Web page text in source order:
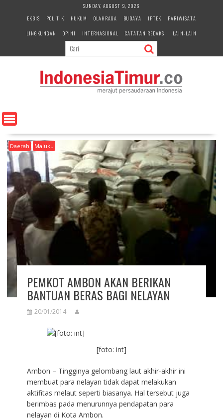
e
n
SUNDAY, AUGUST 9, 2026
EKBIS
POLITIK HUKUM OLAHRAGA BUDAYA IPTEK
PARIWISATA
LINGKUNGAN
OPINI INTERNASIONAL CATATAN REDAKSI LAIN-LAIN
Daerah Maluku
PEMKOT AMBON AKAN BERIKAN
BANTUAN BERAS BAGI NELAYAN
20/01/2014
[foto: int]
Ambon – Tingginya gelombang laut akhir-akhir ini
membuat para nelayan tidak dapat melakukan
aktifitas melaut seperti biasanya. Hal tersebut juga
berimbas pada menurunnya pendapatan para
nelayan di Kota Ambon.